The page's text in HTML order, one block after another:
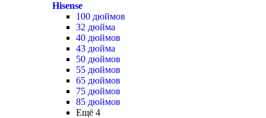
Hisense
100 дюймов
32 дюйма
40 дюймов
43 дюйма
50 дюймов
55 дюймов
65 дюймов
75 дюймов
85 дюймов
Ещё 4